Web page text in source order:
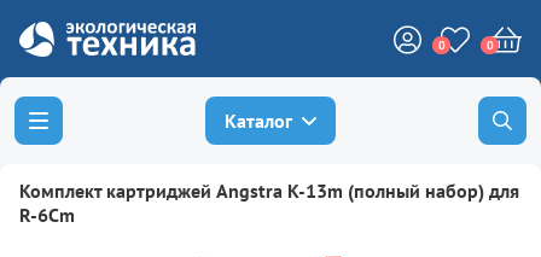
0 0
Каталог
Комплект картриджей Angstra K-13m (полный набор) для
R-6Cm